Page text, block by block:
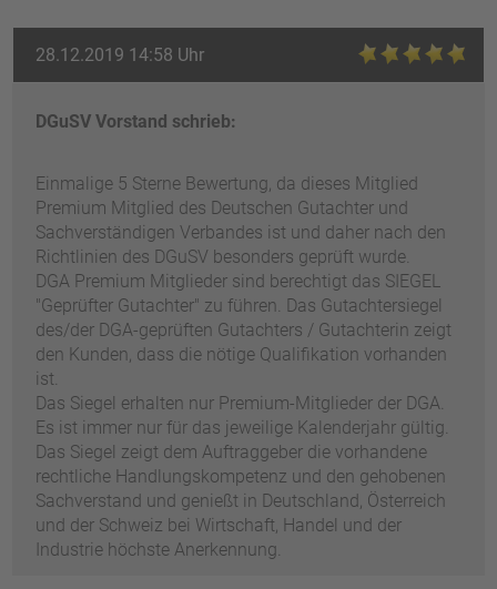
28.12.2019 14:58 Uhr
DGuSV Vorstand schrieb:
Einmalige 5 Sterne Bewertung, da dieses Mitglied
Premium Mitglied des Deutschen Gutachter und
Sachverständigen Verbandes ist und daher nach den
Richtlinien des DGuSV besonders geprüft wurde.
DGA Premium Mitglieder sind berechtigt das SIEGEL
"Geprüfter Gutachter" zu führen. Das Gutachtersiegel
des/der DGA-geprüften Gutachters / Gutachterin zeigt
den Kunden, dass die nötige Qualifikation vorhanden
ist.
Das Siegel erhalten nur Premium-Mitglieder der DGA.
Es ist immer nur für das jeweilige Kalenderjahr gültig.
Das Siegel zeigt dem Auftraggeber die vorhandene
rechtliche Handlungskompetenz und den gehobenen
Sachverstand und genießt in Deutschland, Österreich
und der Schweiz bei Wirtschaft, Handel und der
Industrie höchste Anerkennung.